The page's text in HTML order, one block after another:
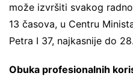
može izvršiti svakog
13 časova, u Centru
Petra I 37, najkasnije do
Obuka profesionalnih